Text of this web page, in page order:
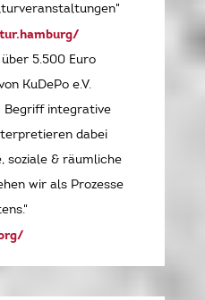
5.500 Euro
KuDePo e.V.
Begriff integrative
dabei
soziale & räumliche
wir als Prozesse